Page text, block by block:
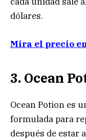
dólares.
Mira el precio
3. Ocean
Ocean Potion es
formulada para
después de estar